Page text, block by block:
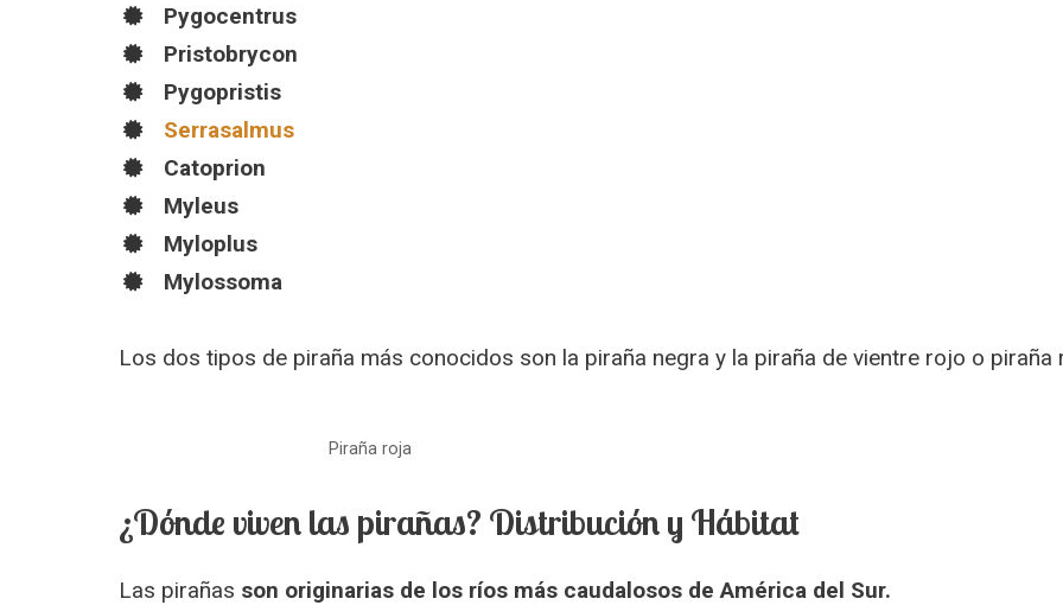
Pygocentrus
Pristobrycon
Pygopristis
Serrasalmus
Catoprion
Myleus
Myloplus
Mylossoma
Los dos tipos de piraña más conocidos son la piraña negra y la piraña de vientre rojo o piraña
Piraña roja
¿Dónde viven las pirañas? Distribución y Hábitat
Las pirañas son originarias de los ríos más caudalosos de América del Sur.